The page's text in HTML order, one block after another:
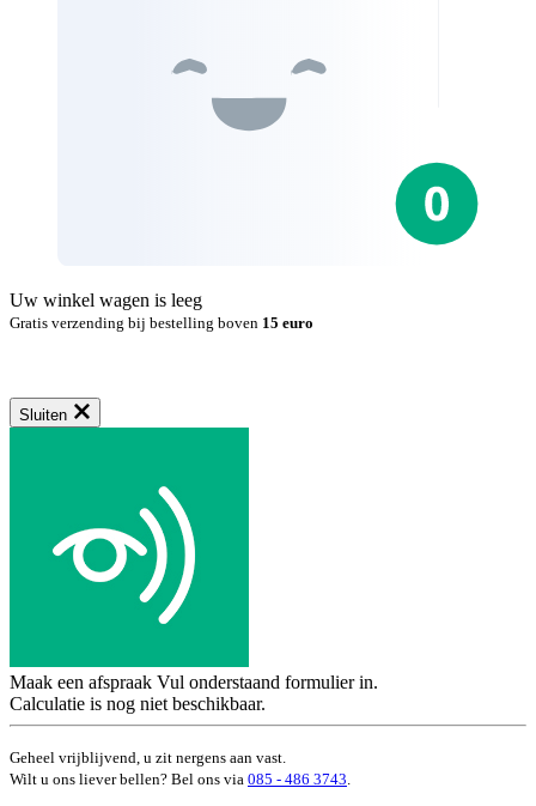
Uw winkel wagen is leeg
Gratis verzending bij bestelling boven 15 euro
Sluiten
Maak een afspraak Vul onderstaand formulier in.
Calculatie is nog niet beschikbaar.
Geheel vrijblijvend, u zit nergens aan vast.
Wilt u ons liever bellen? Bel ons via 085 - 486 3743.